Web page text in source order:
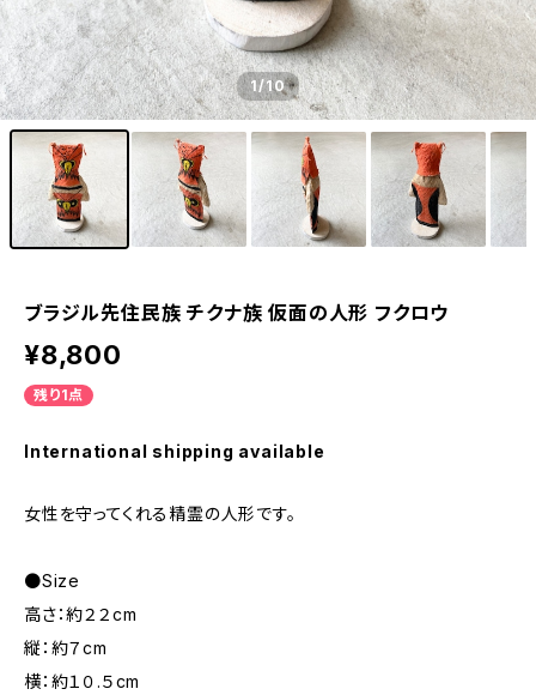
1/10
ブラジル先住民族 チクナ族 仮面の人形 フクロウ
¥8,800
残り1点
International shipping available
女性を守ってくれる精霊の人形です。
●Size
高さ：約２２cm
縦：約７cm
横：約１０.５cm